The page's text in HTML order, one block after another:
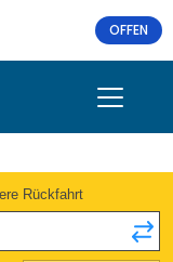
OFFEN
Rückfahrt